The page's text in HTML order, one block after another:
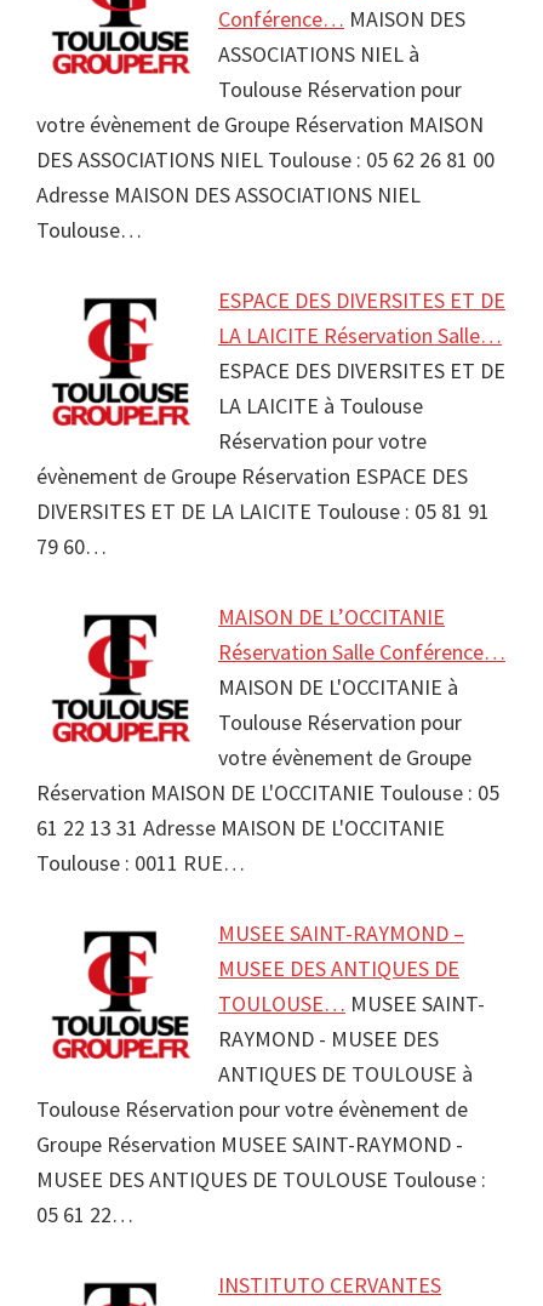
Conférence… MAISON DES
ASSOCIATIONS NIEL à
Toulouse Réservation pour
votre évènement de Groupe Réservation MAISON
DES ASSOCIATIONS NIEL Toulouse : 05 62 26 81 00
Adresse MAISON DES ASSOCIATIONS NIEL
Toulouse…
ESPACE DES DIVERSITES ET DE
LA LAICITE Réservation Salle…
ESPACE DES DIVERSITES ET DE
LA LAICITE à Toulouse
Réservation pour votre
évènement de Groupe Réservation ESPACE DES
DIVERSITES ET DE LA LAICITE Toulouse : 05 81 91
79 60…
MAISON DE L’OCCITANIE
Réservation Salle Conférence…
MAISON DE L'OCCITANIE à
Toulouse Réservation pour
votre évènement de Groupe
Réservation MAISON DE L'OCCITANIE Toulouse : 05
61 22 13 31 Adresse MAISON DE L'OCCITANIE
Toulouse : 0011 RUE…
MUSEE SAINT-RAYMOND –
MUSEE DES ANTIQUES DE
TOULOUSE… MUSEE SAINT-
RAYMOND - MUSEE DES
ANTIQUES DE TOULOUSE à
Toulouse Réservation pour votre évènement de
Groupe Réservation MUSEE SAINT-RAYMOND -
MUSEE DES ANTIQUES DE TOULOUSE Toulouse :
05 61 22…
INSTITUTO CERVANTES